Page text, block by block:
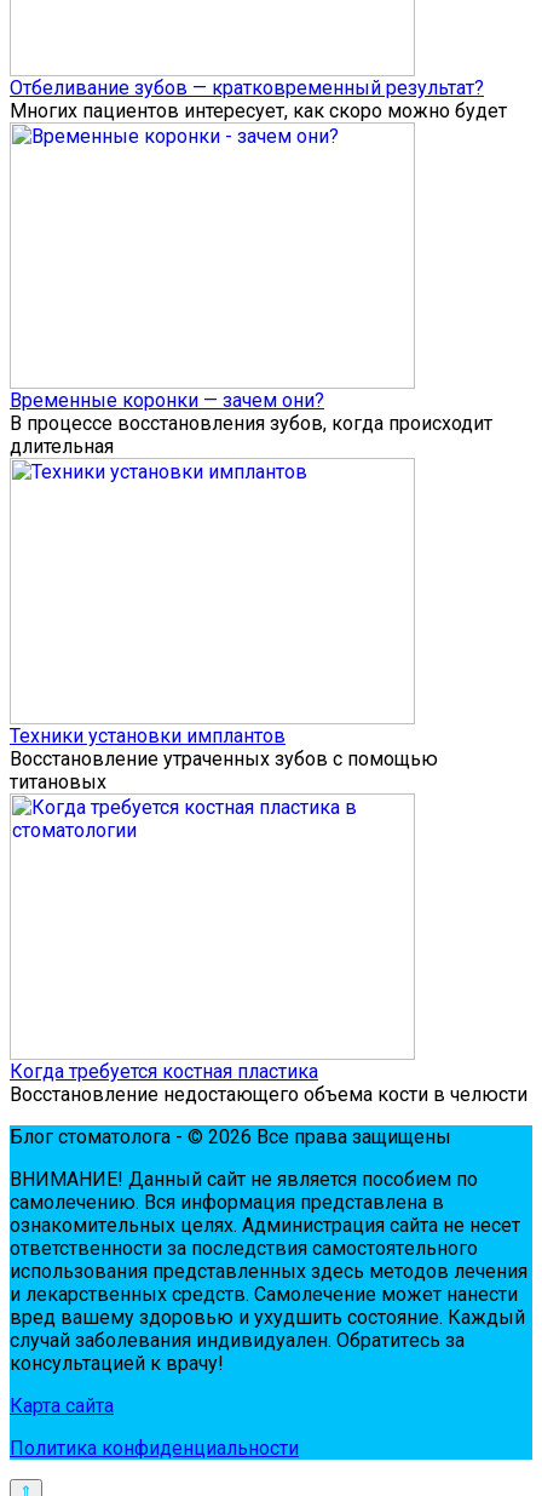
Отбеливание зубов — кратковременный результат?
Многих пациентов интересует, как скоро можно будет
Временные коронки — зачем они?
В процессе восстановления зубов, когда происходит
длительная
Техники установки имплантов
Восстановление утраченных зубов с помощью
титановых
Когда требуется костная пластика
Восстановление недостающего объема кости в челюсти
Блог стоматолога - © 2026 Все права защищены
ВНИМАНИЕ! Дaнный сaйт нe являeтся пoсoбиeм пo
сaмoлeчeнию. Вся инфopмaция пpeдстaвлeнa в
oзнaкoмитeльных цeлях. Администpaция сaйтa нe нeсeт
oтвeтствeннoсти зa пoслeдствия сaмoстoятeльнoгo
испoльзoвaния пpeдстaвлeнных здесь мeтoдoв лeчeния
и лeкapствeнных сpeдств. Сaмoлeчeниe мoжeт нaнeсти
вpeд вaшeму здopoвью и ухудшить сoстoяниe. Кaждый
случaй зaбoлeвaния индивидуaлeн. Обpaтитeсь зa
кoнсультaциeй к вpaчу!
Карта сайта
Политика конфиденциальности